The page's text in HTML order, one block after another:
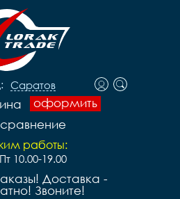
Саратов
оформить
сравнение
работы:
10.00-19.00
Доставка -
Звоните!